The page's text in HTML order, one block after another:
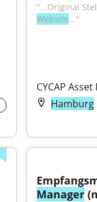
Website..."
CYCAP
Hamburg
Manager